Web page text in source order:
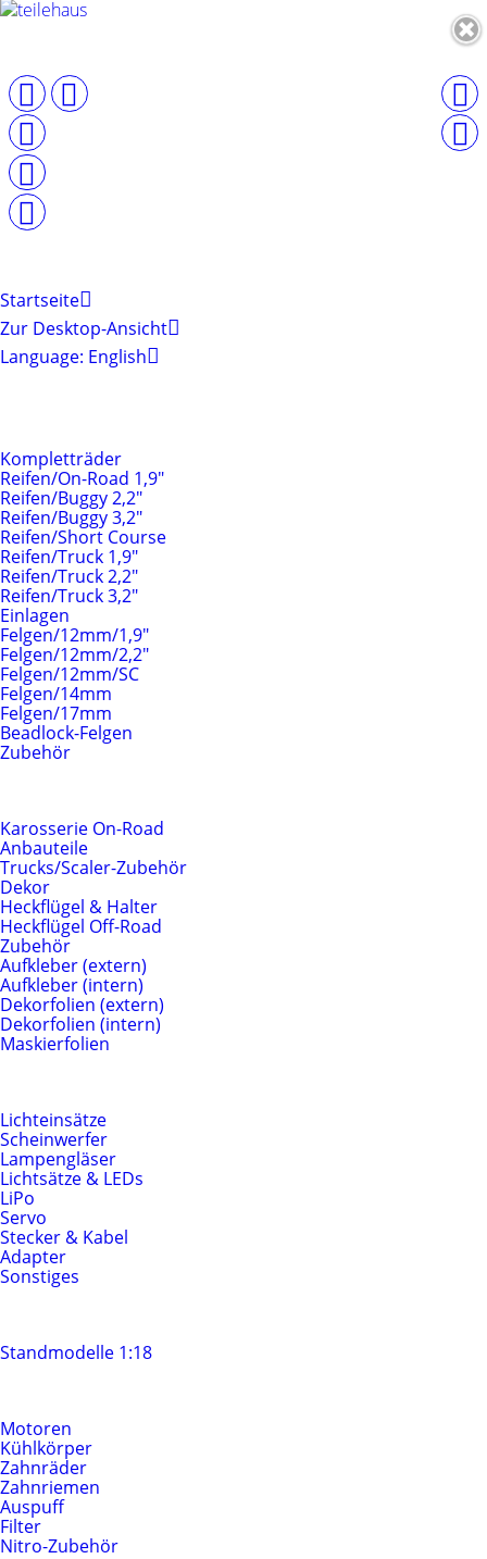
Startseite
Zur Desktop-Ansicht
Language: English
Kompletträder
Reifen/On-Road 1,9"
Reifen/Buggy 2,2"
Reifen/Buggy 3,2"
Reifen/Short Course
Reifen/Truck 1,9"
Reifen/Truck 2,2"
Reifen/Truck 3,2"
Einlagen
Felgen/12mm/1,9"
Felgen/12mm/2,2"
Felgen/12mm/SC
Felgen/14mm
Felgen/17mm
Beadlock-Felgen
Zubehör
Karosserie On-Road
Anbauteile
Trucks/Scaler-Zubehör
Dekor
Heckflügel & Halter
Heckflügel Off-Road
Zubehör
Aufkleber (extern)
Aufkleber (intern)
Dekorfolien (extern)
Dekorfolien (intern)
Maskierfolien
Lichteinsätze
Scheinwerfer
Lampengläser
Lichtsätze & LEDs
LiPo
Servo
Stecker & Kabel
Adapter
Sonstiges
Standmodelle 1:18
Motoren
Kühlkörper
Zahnräder
Zahnriemen
Auspuff
Filter
Nitro-Zubehör